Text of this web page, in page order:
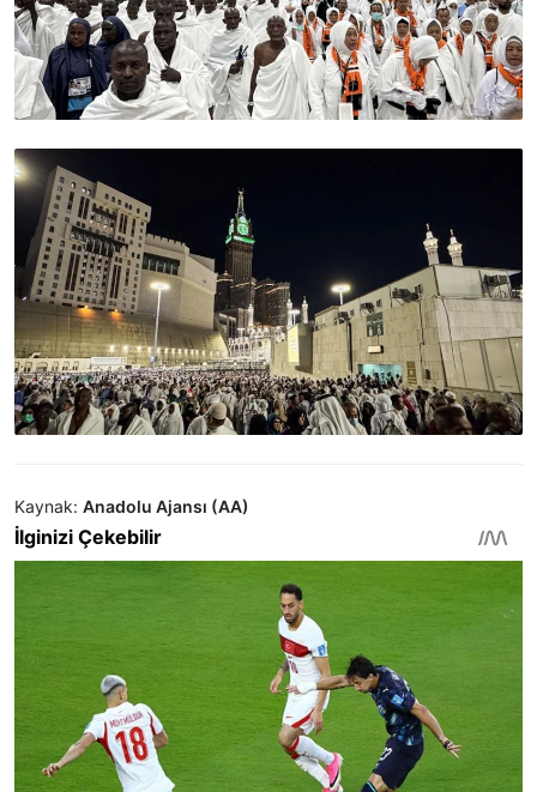
Kaynak: Anadolu Ajansı (AA)